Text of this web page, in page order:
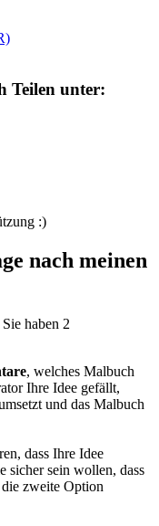
Teilen unter:
:)
nach meinen
haben 2
, welches Malbuch
Ihre Idee gefällt,
und das Malbuch
dass Ihre Idee
sicher sein wollen, dass
zweite Option